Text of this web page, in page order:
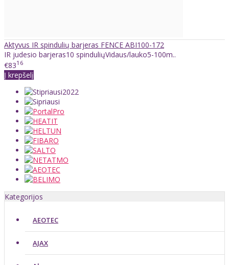
Aktyvus IR spindulių barjeras FENCE ABI100-172
IR judesio barjeras10 spinduliųVidaus/lauko5-100m..
€8316
Į krepšelį
Kategorijos
AEOTEC
AJAX